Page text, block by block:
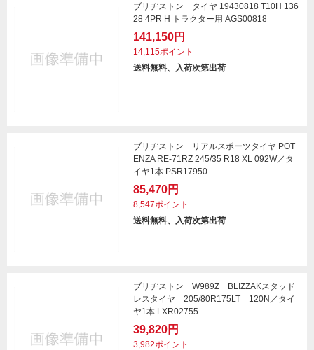
ブリヂストン タイヤ 19430818 T10H 136
28 4PR H トラクター用 AGS00818
141,150円
14,115ポイント
送料無料、入荷次第出荷
ブリヂストン リアルスポーツタイヤ POT
ENZA RE-71RZ 245/35 R18 XL 092W／タ
イヤ1本 PSR17950
85,470円
8,547ポイント
送料無料、入荷次第出荷
ブリヂストン W989Z BLIZZAKスタッド
レスタイヤ 205/80R175LT 120N／タイ
ヤ1本 LXR02755
39,820円
3,982ポイント